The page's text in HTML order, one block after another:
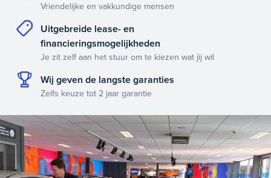
Vriendelijke en vakkundige mensen
Uitgebreide lease- en
financieringsmogelijkheden
Je zit zelf aan het stuur om te kiezen wat jij wil
Wij geven de langste garanties
Zelfs keuze tot 2 jaar garantie